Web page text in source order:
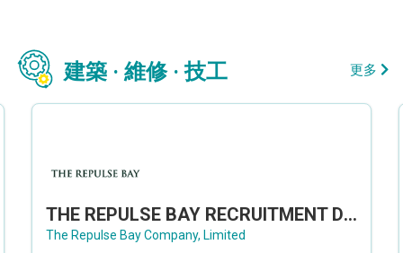
建築 · 維修 · 技工 更多
THE REPULSE BAY RECRUITMENT DAY 淺水灣影灣園人才招聘會
The Repulse Bay Company, Limited